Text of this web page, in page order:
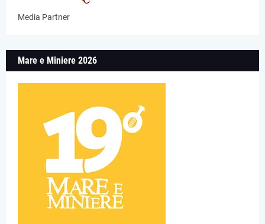
Media Partner
Mare e Miniere 2026